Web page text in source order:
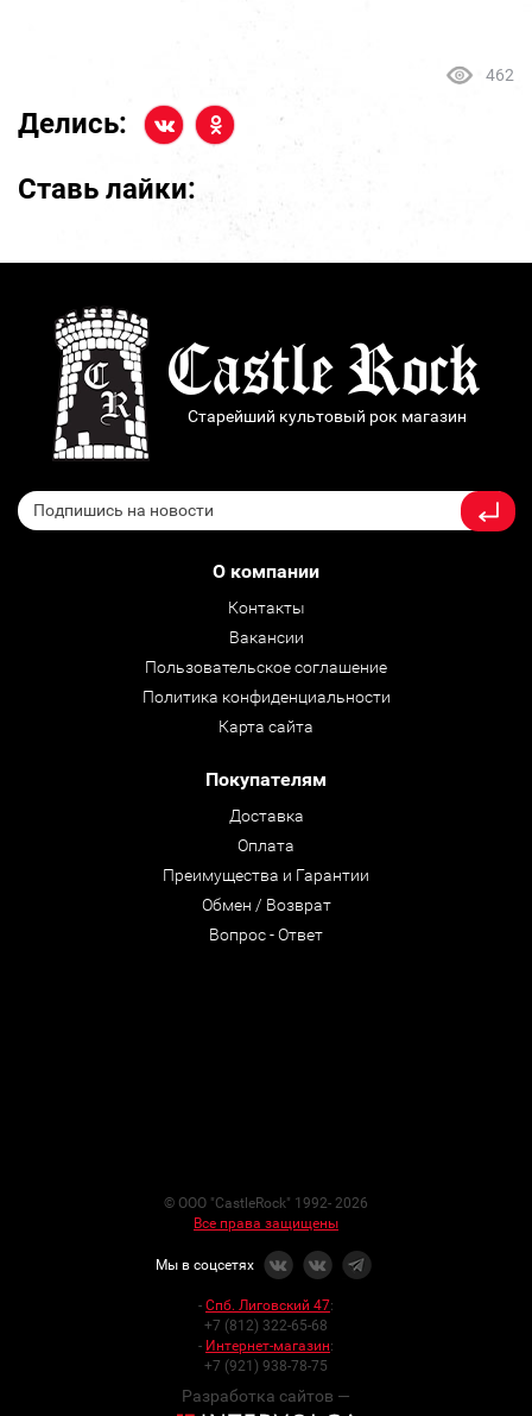
462
Делись:
Ставь лайки:
Старейший культовый рок магазин
О компании
Контакты
Вакансии
Пользовательское соглашение
Политика конфиденциальности
Карта сайта
Покупателям
Доставка
Оплата
Преимущества и Гарантии
Обмен / Возврат
Вопрос - Ответ
© ООО "CastleRock" 1992- 2026
Все права защищены
Мы в соцсетях
- Спб. Лиговский 47:
+7 (812) 322-65-68
- Интернет-магазин:
+7 (921) 938-78-75
Разработка сайтов —